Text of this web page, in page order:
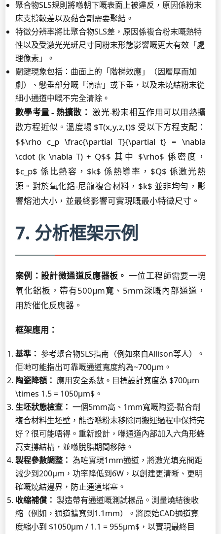
聚合物SLS規則將喺朝下嘅表面上被違反，原因係粉末
床支撐較差以及黏合劑需要聚結。
特徵分辨率將比聚合物SLS差，原因係複合粉末嘅熱特
性以及受激光光斑尺寸同粉末形態影響嘅更大有效「處
理像素」。
關鍵現象包括：曲面上的「階梯效應」（因層厚而加
劇）、懸垂部分嘅「滴瘤」或下垂，以及未燒結粉末從
細小通道中嘅不完全清除。
數學考量 - 熱擴散： 激光-粉末相互作用可以用熱擴
散方程近似。溫度場 $T(x,y,z,t)$ 受以下方程支配：
$$\rho c_p \frac{\partial T}{\partial t} = \nabla
\cdot (k \nabla T) + Q$$ 其中 $\rho$ 係密度，
$c_p$ 係比熱容，$k$ 係熱導率，$Q$ 係激光熱
源。對於氧化鋁-尼龍複合材料，$k$ 並非均勻，影
響熔池大小，並最終影響可實現嘅最小特徵尺寸。
7. 分析框架示例
案例：設計微通道反應器板。 一位工程師需要一塊
氧化鋁板，帶有500µm寬、5mm深嘅內部通道，
用於催化反應器。
框架應用：
基準： 參考聚合物SLS指南（例如來自Allison等人）。
佢哋可能指出可靠嘅通道寬度約為~700µm。
陶瓷降額： 應用安全系數。目標設計寬度為 $700µm
\times 1.5 = 1050µm$。
生坯狀態檢查： 一個5mm高、1mm寬嘅陶瓷-黏合劑
複合材料生坯壁，能否喺粉末移除同搬運過程中保持完
好？很可能唔得。重新設計，喺通道內部加入六角形蜂
窩支撐結構，並喺脫脂期間移除。
製程參數調整： 為咗實現1mm通道，將激光填充間距
減少到200µm，功率降低到6W，以創建更清晰、更明
確嘅燒結邊界，防止通道堵塞。
收縮補償： 製造帶有通道嘅測試樣品。測量燒結後收
縮（例如，通道擴寬到1.1mm）。將原始CAD通道寬
度縮小到 $1050µm / 1.1 = 955µm$，以實現最終目